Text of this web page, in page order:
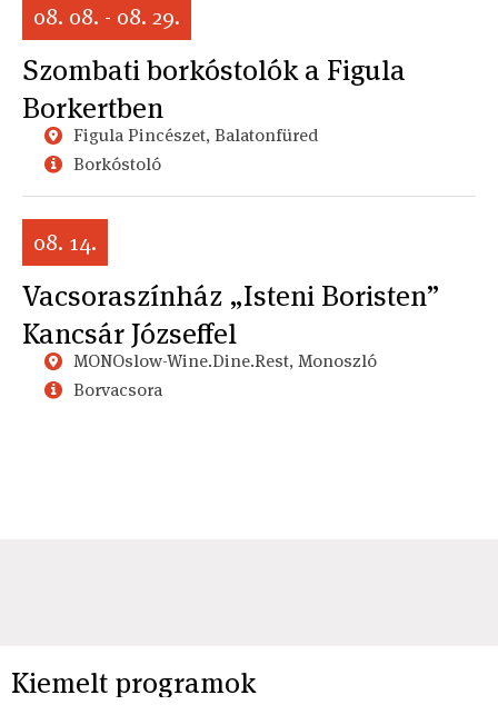
08. 08. - 08. 29.
Szombati borkóstolók a Figula
Borkertben
Figula Pincészet, Balatonfüred
Borkóstoló
08. 14.
Vacsoraszínház „Isteni Boristen”
Kancsár Józseffel
MONOslow-Wine.Dine.Rest, Monoszló
Borvacsora
Kiemelt programok